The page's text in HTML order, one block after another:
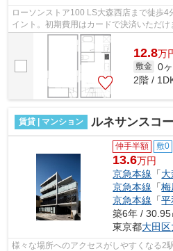
ローソンストア100 LS大森西店まで徒歩
イント。初期費用はカードで決済いただ
物件です。行く先に応じて経路を選べる...
12.8万
敷金 0
2階 /
賃貸 | マンション ルネサンスコ
仲手半額 敷0
13.6万円
京急本線 「
京急本線 「梅
京急本線 「平
築6年 / 30.95
東京都大田区
様々な場所へのアクセスがしやすくなる2